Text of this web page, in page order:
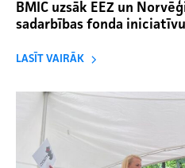
BMIC uzsāk EEZ un
sadarbības fonda iniciatīvu
LASĪT VAIRĀK